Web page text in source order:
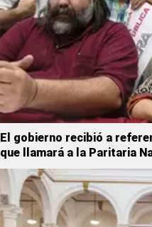
El gobierno recibió a
que llamará a la Paritaria